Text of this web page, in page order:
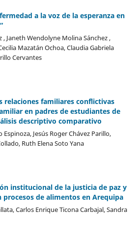
a la voz de la esperanza en
Janeth Wendolyne Molina Sánchez ,
Mazatán Ochoa, Claudia Gabriela
Cervantes
relaciones familiares conflictivas
en padres de estudiantes de
descriptivo comparativo
Jesús Roger Chávez Parillo,
Ruth Elena Soto Yana
institucional de la justicia de paz y
procesos de alimentos en Arequipa
Carlos Enrique Ticona Carbajal, Sandra